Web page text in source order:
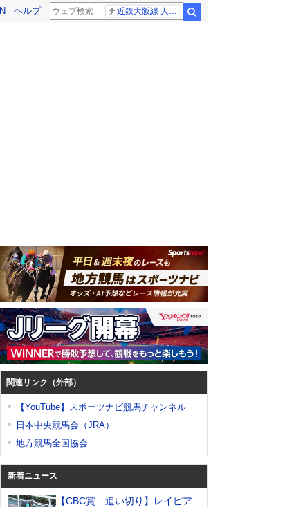
ヘルプ
関連リンク（外部）
【YouTube】スポーツナビ競馬チャンネル
日本中央競馬会（JRA）
地方競馬全国協会
新着ニュース
【CBC賞 追い切り】レイピア